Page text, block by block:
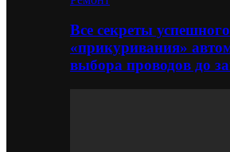
Все секреты успешного
«прикуривания»
выбора проводов до